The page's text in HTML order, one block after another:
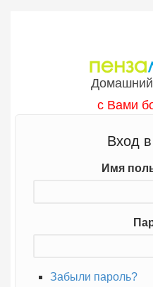
с Вами
Вход
Имя
Забыли пароль?